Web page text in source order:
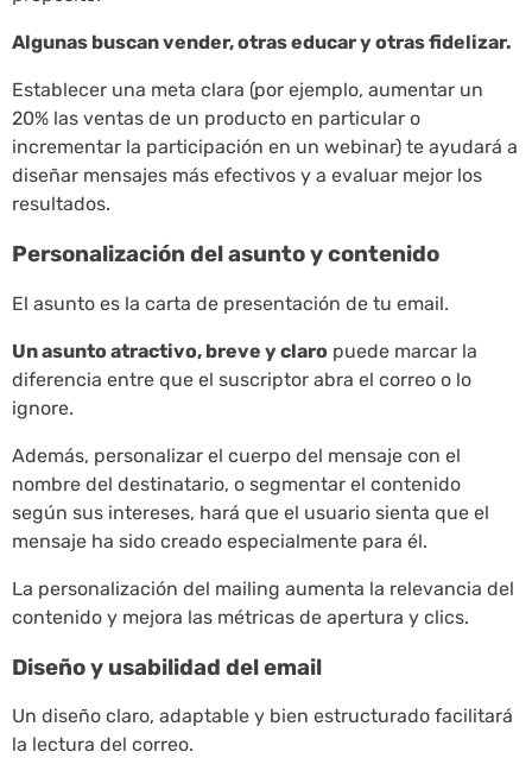
Algunas buscan vender, otras educar y otras fidelizar.
Establecer una meta clara (por ejemplo, aumentar un
20% las ventas de un producto en particular o
incrementar la participación en un webinar) te ayudará a
diseñar mensajes más efectivos y a evaluar mejor los
resultados.
Personalización del asunto y contenido
El asunto es la carta de presentación de tu email.
Un asunto atractivo, breve y claro puede marcar la
diferencia entre que el suscriptor abra el correo o lo
ignore.
Además, personalizar el cuerpo del mensaje con el
nombre del destinatario, o segmentar el contenido
según sus intereses, hará que el usuario sienta que el
mensaje ha sido creado especialmente para él.
La personalización del mailing aumenta la relevancia del
contenido y mejora las métricas de apertura y clics.
Diseño y usabilidad del email
Un diseño claro, adaptable y bien estructurado facilitará
la lectura del correo.